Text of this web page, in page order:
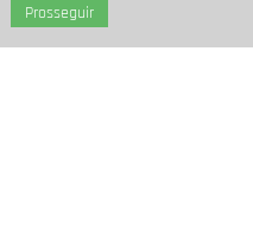
Prosseguir